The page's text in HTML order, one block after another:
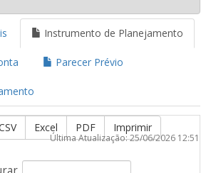
Instrumento de Planejamento
Parecer Prévio
Excel PDF Imprimir
Última Atualização: 25/06/2026 12:51